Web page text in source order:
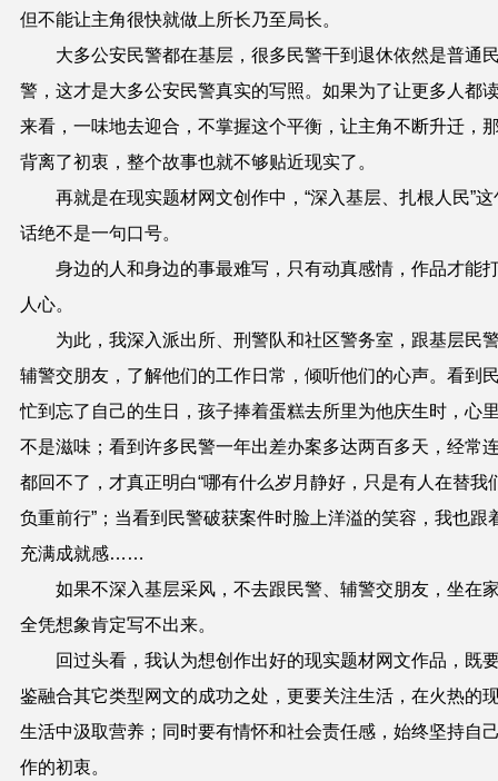
但不能让主角很快就做上所长乃至局长。
大多公安民警都在基层，很多民警干到退休依然是普通
警，这才是大多公安民警真实的写照。如果为了让更多人都
来看，一味地去迎合，不掌握这个平衡，让主角不断升迁，
背离了初衷，整个故事也就不够贴近现实了。
再就是在现实题材网文创作中，“深入基层、扎根人民”这
话绝不是一句口号。
身边的人和身边的事最难写，只有动真感情，作品才能
人心。
为此，我深入派出所、刑警队和社区警务室，跟基层民
辅警交朋友，了解他们的工作日常，倾听他们的心声。看到
忙到忘了自己的生日，孩子捧着蛋糕去所里为他庆生时，心
不是滋味；看到许多民警一年出差办案多达两百多天，经常
都回不了，才真正明白“哪有什么岁月静好，只是有人在替我
负重前行”；当看到民警破获案件时脸上洋溢的笑容，我也跟
充满成就感……
如果不深入基层采风，不去跟民警、辅警交朋友，坐在
全凭想象肯定写不出来。
回过头看，我认为想创作出好的现实题材网文作品，既
鉴融合其它类型网文的成功之处，更要关注生活，在火热的
生活中汲取营养；同时要有情怀和社会责任感，始终坚持自
作的初衷。